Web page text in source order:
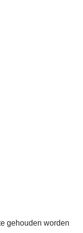
gehouden worden